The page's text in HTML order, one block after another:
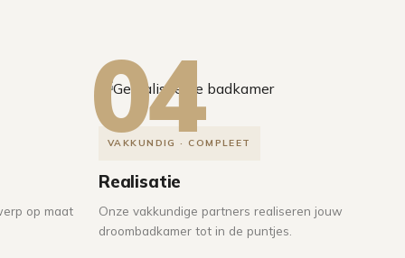
op maat
04
VAKKUNDIG · COMPLEET
Realisatie
Onze vakkundige partners realiseren jouw
droombadkamer tot in de puntjes.